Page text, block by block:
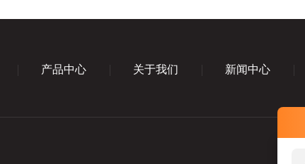
产品中心 关于我们 新闻中心